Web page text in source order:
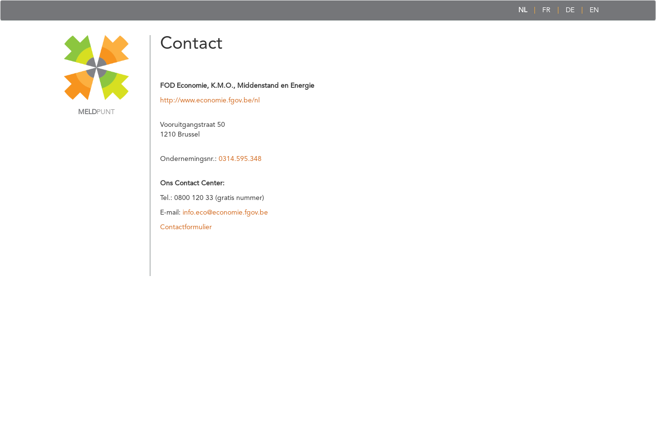
NL FR DE EN
MELDPUNT
Contact
FOD Economie, K.M.O., Middenstand en Energie
http://www.economie.fgov.be/nl
Vooruitgangstraat 50
1210 Brussel
Ondernemingsnr.: 0314.595.348
Ons Contact Center:
Tel.: 0800 120 33 (gratis nummer)
E-mail: info.eco@economie.fgov.be
Contactformulier